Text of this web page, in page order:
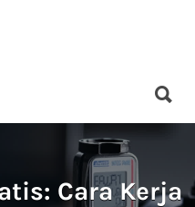
Cara Kerja